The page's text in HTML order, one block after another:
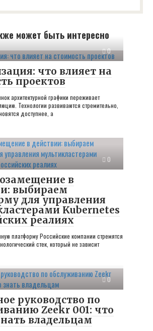
может быть интересно
0
что влияет на
проектов
архитектурной графики переживает
Технологии развиваются стремительно,
доступнее, а
0
в
выбираем
для управления
Kubernetes
реалиях
платформу Российские компании стремятся
стек, который не зависит
0
руководство по
Zeekr 001: что
владельцам